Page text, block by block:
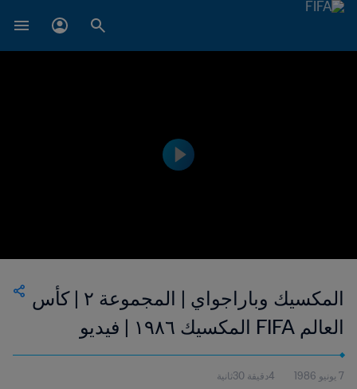
المكسيك وباراجواي | المجموعة ٢ | كأس
العالم FIFA المكسيك ١٩٨٦ | فيديو
ملخص
7 يونيو 1986 4دقيقة 30ثانية